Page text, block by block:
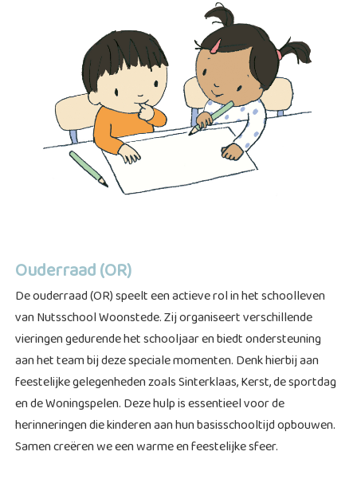
Ouderraad (OR)
De ouderraad (OR) speelt een actieve rol in het schoolleven
van Nutsschool Woonstede. Zij organiseert verschillende
vieringen gedurende het schooljaar en biedt ondersteuning
aan het team bij deze speciale momenten. Denk hierbij aan
feestelijke gelegenheden zoals Sinterklaas, Kerst, de sportdag
en de Woningspelen. Deze hulp is essentieel voor de
herinneringen die kinderen aan hun basisschooltijd opbouwen.
Samen creëren we een warme en feestelijke sfeer.